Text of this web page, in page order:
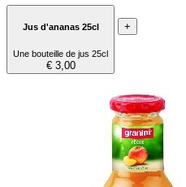
Jus d'ananas 25cl
Une bouteille de jus 25cl
€ 3,00
+